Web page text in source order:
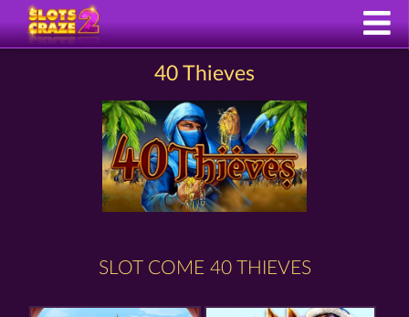
40 Thieves
SLOT COME 40 THIEVES